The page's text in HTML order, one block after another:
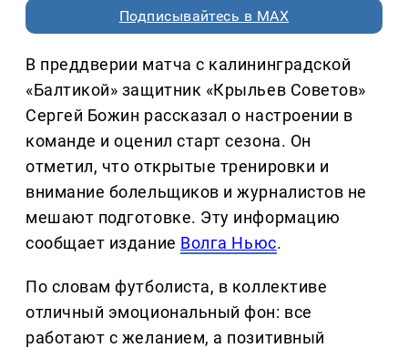
Подписывайтесь в MAX
В преддверии матча с калининградской
«Балтикой» защитник «Крыльев Советов»
Сергей Божин рассказал о настроении в
команде и оценил старт сезона. Он
отметил, что открытые тренировки и
внимание болельщиков и журналистов не
мешают подготовке. Эту информацию
сообщает издание Волга Ньюс.
По словам футболиста, в коллективе
отличный эмоциональный фон: все
работают с желанием, а позитивный